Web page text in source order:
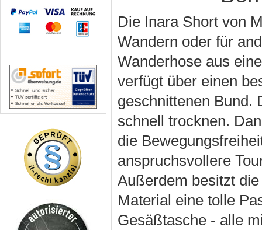
Die Inara Short von
Wandern oder für
Wanderhose aus
verfügt über einen
geschnittenen Bund.
schnell trocknen.
die
anspruchsvollere
Außerdem besitzt
Material eine tolle
Gesäßtasche - alle